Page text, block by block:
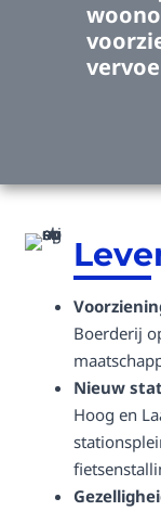
Boerderij
Nieuw
Hoog en